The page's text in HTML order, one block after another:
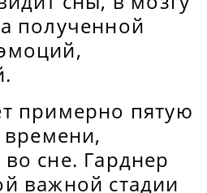
полученной
примерно пятую
времени,
сне. Гарднер
важной стадии